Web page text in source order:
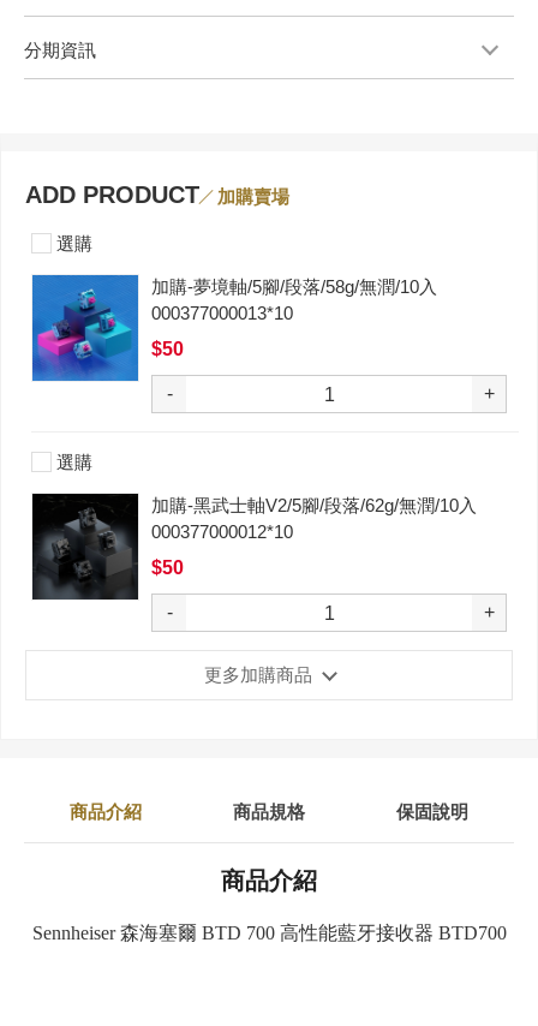
分期資訊
ADD PRODUCT 加購賣場
選購
加購-夢境軸/5腳/段落/58g/無潤/10入
000377000013*10
$50
- +
選購
加購-黑武士軸V2/5腳/段落/62g/無潤/10入
000377000012*10
$50
- +
更多加購商品
商品介紹 商品規格 保固說明
商品介紹
Sennheiser 森海塞爾 BTD 700 高性能藍牙接收器 BTD700